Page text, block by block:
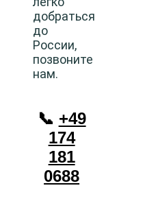
добраться
до
России,
позвоните
нам.
📞 +49
174
181
0688